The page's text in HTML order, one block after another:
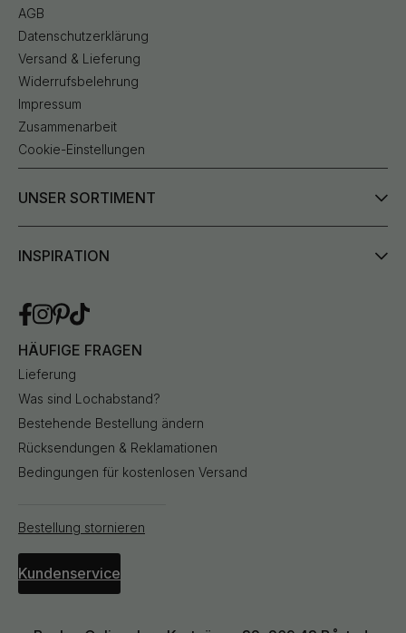
AGB
Datenschutzerklärung
Versand & Lieferung
Widerrufsbelehrung
Impressum
Zusammenarbeit
Cookie-Einstellungen
UNSER SORTIMENT
INSPIRATION
HÄUFIGE FRAGEN
Lieferung
Was sind Lochabstand?
Bestehende Bestellung ändern
Rücksendungen & Reklamationen
Bedingungen für kostenlosen Versand
Bestellung stornieren
Kundenservice